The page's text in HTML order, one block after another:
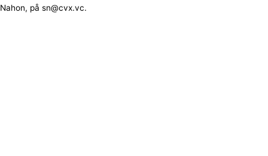
Nahon, på sn@cvx.vc.